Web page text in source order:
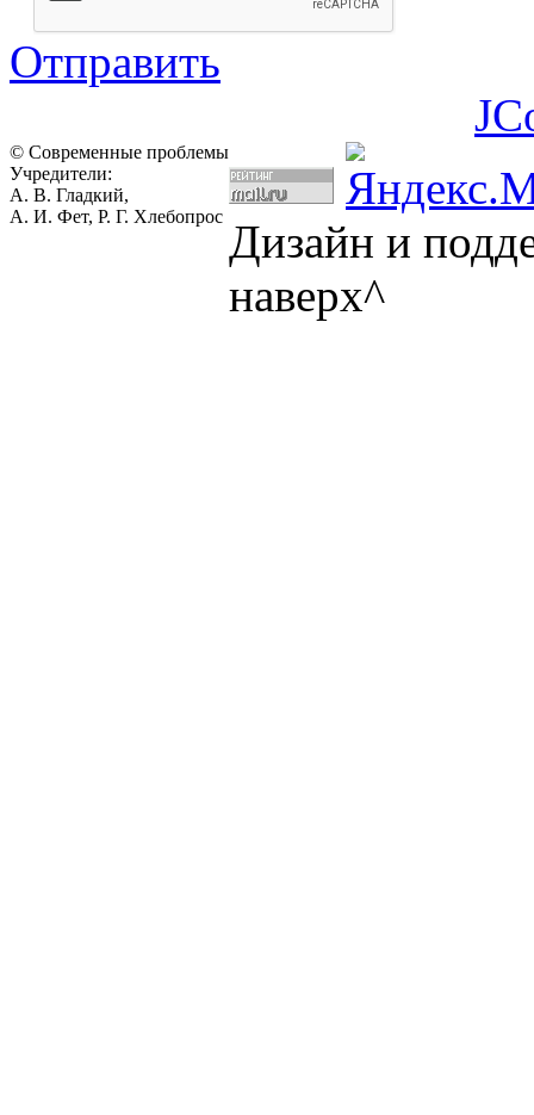
Отправить
© Современные проблемы
Учредители:
А. В. Гладкий,
А. И. Фет, Р. Г. Хлебопрос Дизайн и
наверх^